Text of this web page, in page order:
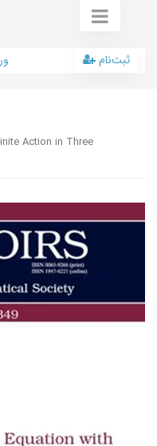
ثبت‌نام
Action in Three